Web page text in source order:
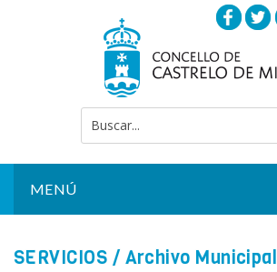
MENÚ
SERVICIOS / Archivo Municipal